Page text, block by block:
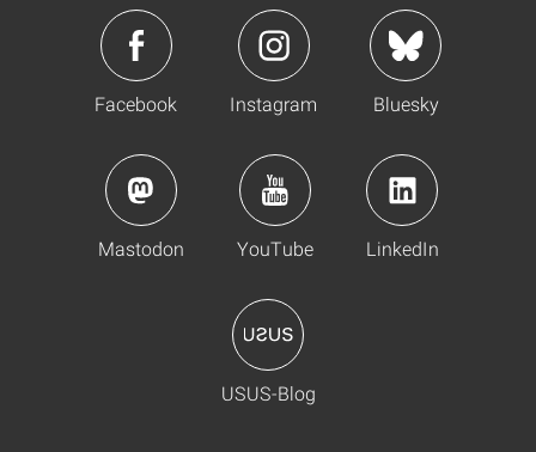
Facebook Instagram Bluesky
Mastodon YouTube LinkedIn
USUS-Blog